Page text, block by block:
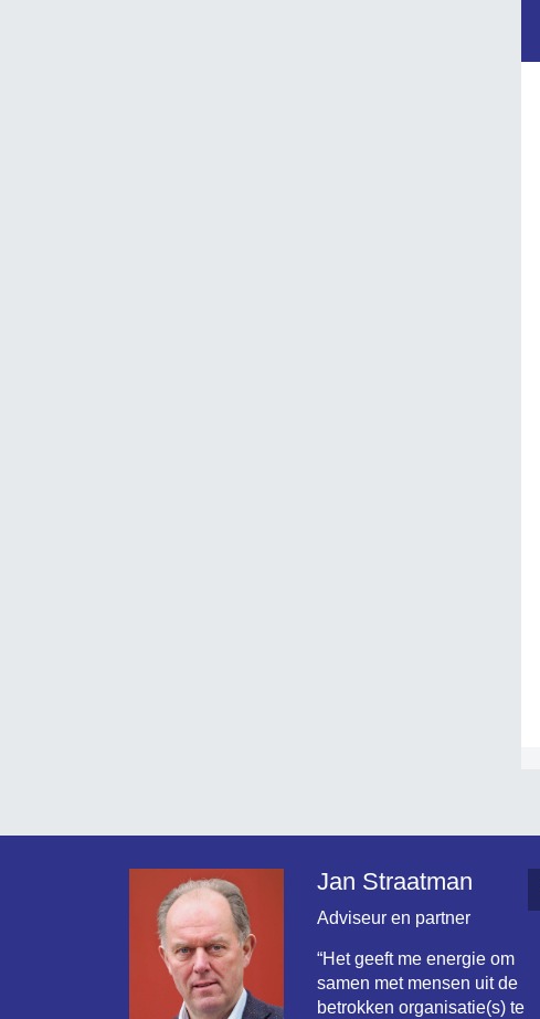
Jan Straatman
Adviseur en partner
“Het geeft me energie om
samen met mensen uit de
betrokken organisatie(s) te